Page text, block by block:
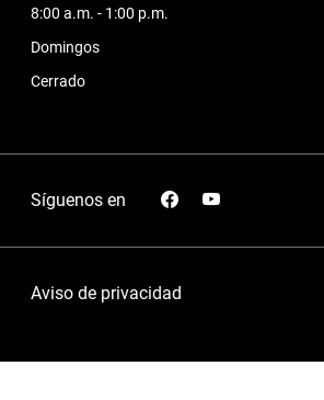
8:00 a.m. - 1:00 p.m.
Domingos
Cerrado
Síguenos en
Aviso de privacidad